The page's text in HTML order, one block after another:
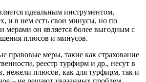
идеальным инструментом,
и в нем есть свои минусы, но по
мерами он является более выгодным с
плюсов и минусов.
правовые меры, такие как страхование
реестр турфирм и др., несут в
нежели плюсов, как для турфирм, так и